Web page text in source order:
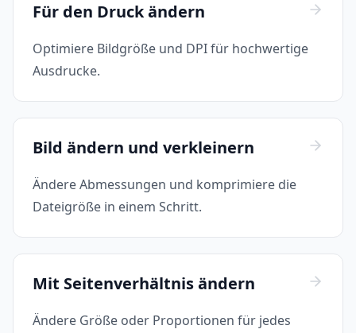
Für den Druck ändern
Optimiere Bildgröße und DPI für hochwertige
Ausdrucke.
Bild ändern und verkleinern
Ändere Abmessungen und komprimiere die
Dateigröße in einem Schritt.
Mit Seitenverhältnis ändern
Ändere Größe oder Proportionen für jedes